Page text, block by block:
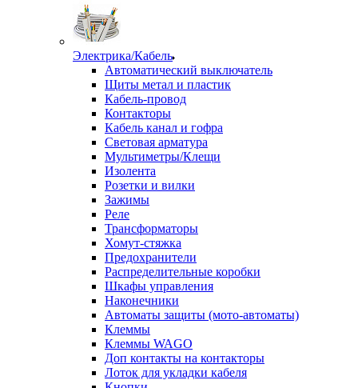
Электрика/Кабель
Автоматический выключатель
Щиты метал и пластик
Кабель-провод
Контакторы
Кабель канал и гофра
Световая арматура
Мультиметры/Клещи
Изолента
Розетки и вилки
Зажимы
Реле
Трансформаторы
Хомут-стяжка
Предохранители
Распределительные коробки
Шкафы управления
Наконечники
Автоматы защиты (мото-автоматы)
Клеммы
Клеммы WAGO
Доп контакты на контакторы
Лоток для укладки кабеля